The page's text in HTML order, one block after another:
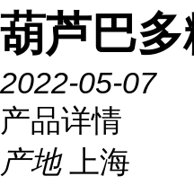
葫芦巴多
2022-05-07
产品详情
产地
上海